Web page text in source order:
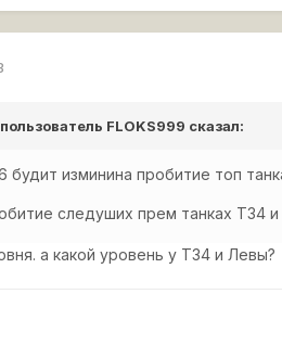
FLOKS999 сказал:
будит изминина пробитие топ
следуших прем танках Т34
а какой уровень у Т34 и Левы?